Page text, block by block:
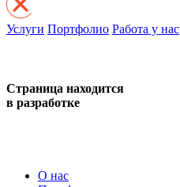
Услуги Портфолио Работа у нас
Страница находится
в разработке
О нас